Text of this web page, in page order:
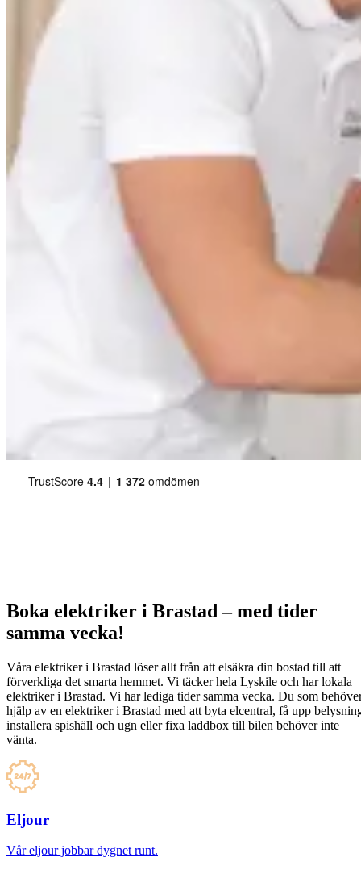
Boka elektriker i Brastad – med tider
samma vecka!
Våra elektriker i Brastad löser allt från att elsäkra din bostad till att
förverkliga det smarta hemmet. Vi täcker hela Lyskile och har lokala
elektriker i Brastad. Vi har lediga tider samma vecka. Du som
hjälp av en elektriker i Brastad med att byta elcentral, få upp
installera spishäll och ugn eller fixa laddbox till bilen behöver inte
vänta.
Eljour
Vår eljour jobbar dygnet runt.